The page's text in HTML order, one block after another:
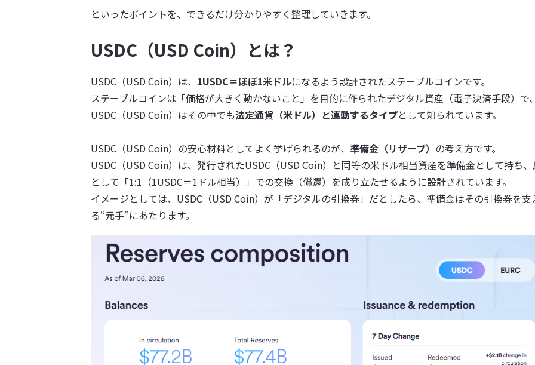
といったポイントを、できるだけ分かりやすく整理していきます。
USDC（USD Coin）とは？
USDC（USD Coin）は、 1USDC＝ほぼ1米ドルになるよう設計されたステーブルコインです。
ステーブルコインは「価格が大きく動かないこと」を目的に作られたデジタル資産（電子決済手段）で、
USDC（USD Coin）はその中でも法定通貨（米ドル）と連動するタイプとして知られています。
USDC（USD Coin）の安心材料としてよく挙げられるのが、 準備金（リザーブ） の考え方です。
USDC（USD Coin）は、発行されたUSDC（USD Coin）と同等の米ドル相当資産を準備金として持ち、
として「1:1（1USDC＝1ドル相当）」での交換（償還）を成り立たせるように設計されています。
イメージとしては、USDC（USD Coin）が「デジタルの引換券」だとしたら、準備金はその引換券を支
る“元手”にあたります。